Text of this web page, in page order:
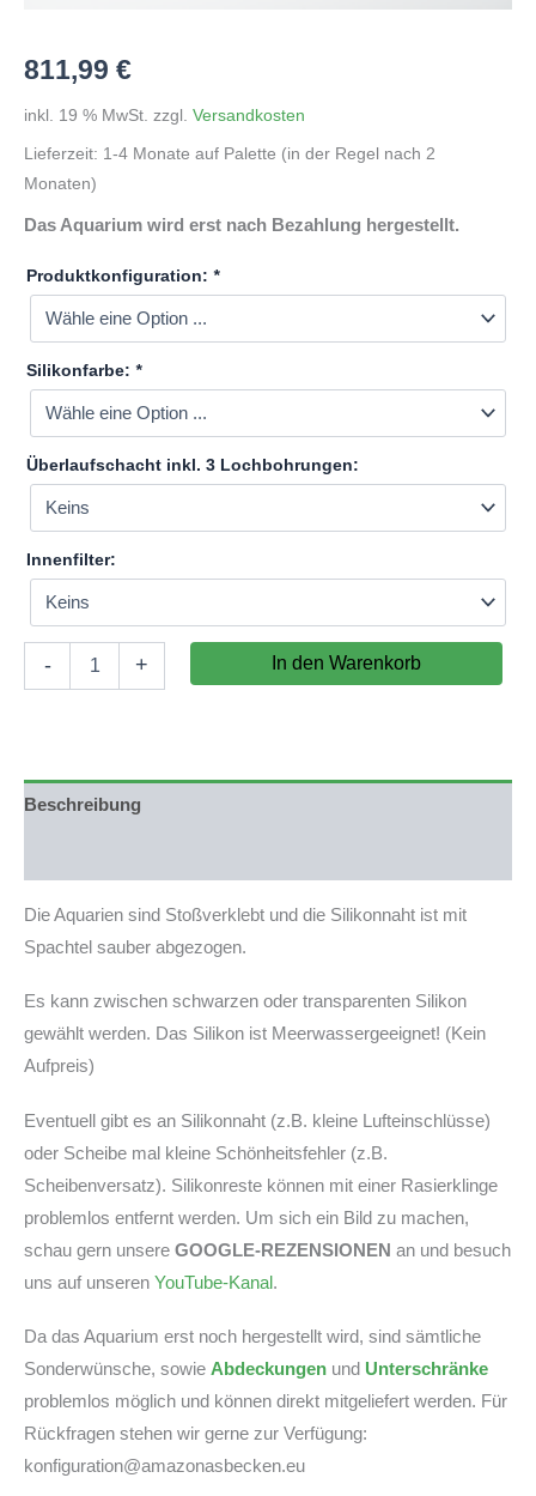
811,99 €
inkl. 19 % MwSt. zzgl. Versandkosten
Lieferzeit: 1-4 Monate auf Palette (in der Regel nach 2
Monaten)
Das Aquarium wird erst nach Bezahlung hergestellt.
Produktkonfiguration: *
Silikonfarbe: *
Überlaufschacht inkl. 3 Lochbohrungen:
Innenfilter:
-
140x60x70cm
Lager)
+ In den Warenkorb
Beschreibung
Die Aquarien sind Stoßverklebt und die Silikonnaht ist mit
Spachtel sauber abgezogen.
Es kann zwischen schwarzen oder transparenten Silikon
gewählt werden. Das Silikon ist Meerwassergeeignet! (Kein
Aufpreis)
Eventuell gibt es an Silikonnaht (z.B. kleine Lufteinschlüsse)
oder Scheibe mal kleine Schönheitsfehler (z.B.
Scheibenversatz). Silikonreste können mit einer Rasierklinge
problemlos entfernt werden. Um sich ein Bild zu machen,
schau gern unsere GOOGLE-REZENSIONEN an und besuch
uns auf unseren YouTube-Kanal.
Da das Aquarium erst noch hergestellt wird, sind sämtliche
Sonderwünsche, sowie Abdeckungen und Unterschränke
problemlos möglich und können direkt mitgeliefert werden. Für
Rückfragen stehen wir gerne zur Verfügung:
konfiguration@amazonasbecken.eu